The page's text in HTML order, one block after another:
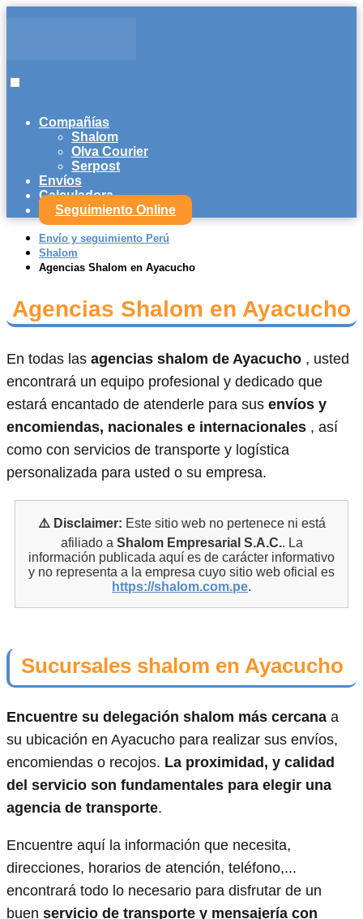
Compañías
Shalom
Olva Courier
Serpost
Envíos
Calculadora
Seguimiento Online
Envío y seguimiento Perú
Shalom
Agencias Shalom en Ayacucho
Agencias Shalom en Ayacucho
En todas las agencias shalom de Ayacucho , usted
encontrará un equipo profesional y dedicado que
estará encantado de atenderle para sus envíos y
encomiendas, nacionales e internacionales , así
como con servicios de transporte y logística
personalizada para usted o su empresa.
⚠️ Disclaimer: Este sitio web no pertenece ni está
afiliado a Shalom Empresarial S.A.C.. La
información publicada aquí es de carácter informativo
y no representa a la empresa cuyo sitio web oficial es
https://shalom.com.pe.
Sucursales shalom en Ayacucho
Encuentre su delegación shalom más cercana a
su ubicación en Ayacucho para realizar sus envíos,
encomiendas o recojos. La proximidad, y calidad
del servicio son fundamentales para elegir una
agencia de transporte.
Encuentre aquí la información que necesita,
direcciones, horarios de atención, teléfono,...
encontrará todo lo necesario para disfrutar de un
buen servicio de transporte y mensajería con